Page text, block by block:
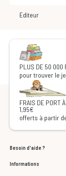
Editeur
PLUS DE 50 000
pour trouver le
FRAIS DE PORT
1,95€
offerts à partir
Besoin d'aide ?
Informations